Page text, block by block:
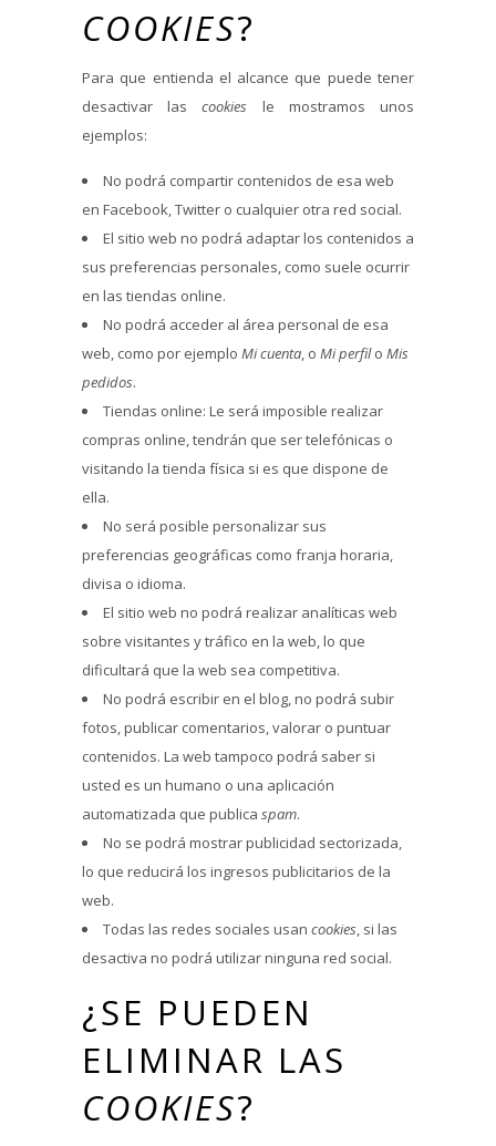
COOKIES?
Para que entienda el alcance que puede tener
desactivar lascookies le mostramos unos
ejemplos:
No podrá compartir contenidos de esa web
en Facebook, Twitter o cualquier otra red social.
El sitio web no podrá adaptar los contenidos a
sus preferencias personales, como suele ocurrir
en las tiendas online.
No podrá acceder al área personal de esa
web, como por ejemplo Mi cuenta, o Mi perfilo Mis
pedidos.
Tiendas online: Le será imposible realizar
compras online, tendrán que ser telefónicas o
visitando la tienda física si es que dispone de
ella.
No será posible personalizar sus
preferencias geográficas como franja horaria,
divisa o idioma.
El sitio web no podrá realizar analíticas web
sobre visitantes y tráfico en la web, lo que
dificultará que la web sea competitiva.
No podrá escribir en el blog, no podrá subir
fotos, publicar comentarios, valorar o puntuar
contenidos. La web tampoco podrá saber si
usted es un humano o una aplicación
automatizada que publica spam.
No se podrá mostrar publicidad sectorizada,
lo que reducirá los ingresos publicitarios de la
web.
Todas las redes sociales usan cookies, si las
desactiva no podrá utilizar ninguna red social.
¿SE PUEDEN
ELIMINAR LAS
COOKIES?